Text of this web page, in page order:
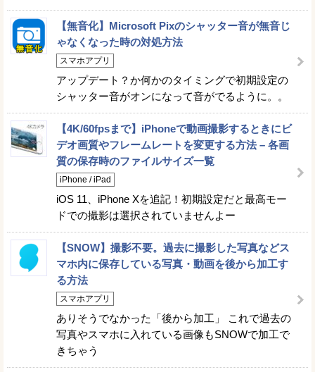
【無音化】Microsoft Pixのシャッター音が無音じ
ゃなくなった時の対処方法
スマホアプリ
アップデート？か何かのタイミングで初期設定の
シャッター音がオンになって音がでるように。。
【4K/60fpsまで】iPhoneで動画撮影するときにビ
デオ画質やフレームレートを変更する方法 – 各画
質の保存時のファイルサイズ一覧
iPhone / iPad
iOS 11、iPhone Xを追記！初期設定だと最高モー
ドでの撮影は選択されていませんよー
【SNOW】撮影不要。過去に撮影した写真などス
マホ内に保存している写真・動画を後から加工す
る方法
スマホアプリ
ありそうでなかった「後から加工」 これで過去の
写真やスマホに入れている画像もSNOWで加工で
きちゃう